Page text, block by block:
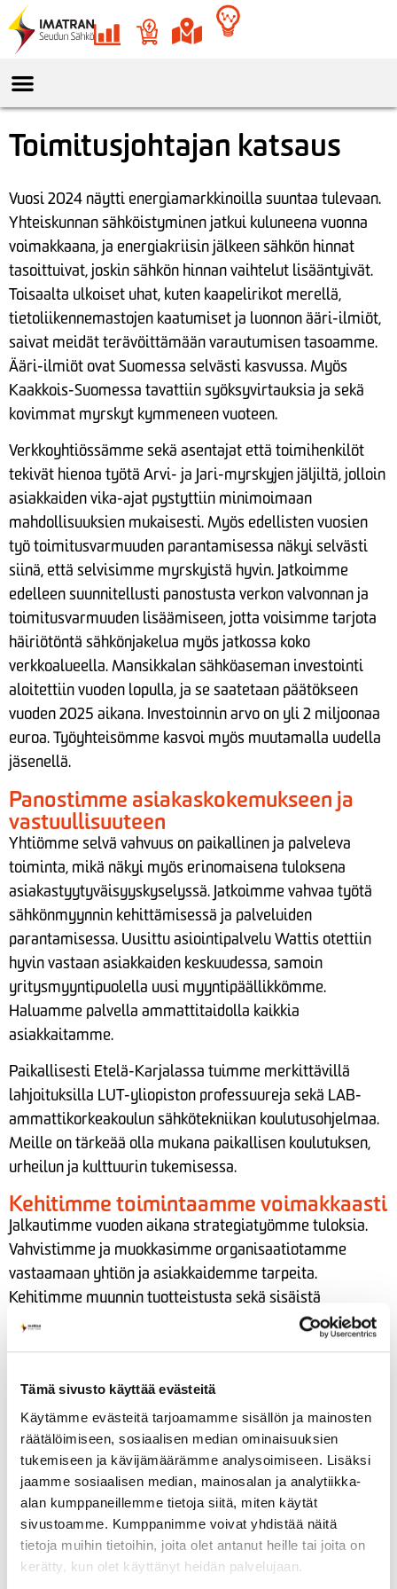
Tämä sivusto käyttää evästeitä
Käytämme evästeitä tarjoamamme sisällön ja mainosten
räätälöimiseen, sosiaalisen median ominaisuuksien
tukemiseen ja kävijämäärämme analysoimiseen. Lisäksi
jaamme sosiaalisen median, mainosalan ja analytiikka-
alan kumppaneillemme tietoja siitä, miten käytät
sivustoamme. Kumppanimme voivat yhdistää näitä
tietoja muihin tietoihin, joita olet antanut heille tai joita on
kerätty, kun olet käyttänyt heidän palvelujaan.
Toimitusjohtajan katsaus
Vuosi 2024 näytti energiamarkkinoilla suuntaa tulevaan.
Yhteiskunnan sähköistyminen jatkui kuluneena vuonna
voimakkaana, ja energiakriisin jälkeen sähkön hinnat
tasoittuivat, joskin sähkön hinnan vaihtelut lisääntyivät.
Toisaalta ulkoiset uhat, kuten kaapelirikot merellä,
tietoliikennemastojen kaatumiset ja luonnon ääri-ilmiöt,
saivat meidät terävöittämään varautumisen tasoamme.
Ääri-ilmiöt ovat Suomessa selvästi kasvussa. Myös
Kaakkois-Suomessa tavattiin syöksyvirtauksia ja sekä
kovimmat myrskyt kymmeneen vuoteen.
Verkkoyhtiössämme sekä asentajat että toimihenkilöt
tekivät hienoa työtä Arvi- ja Jari-myrskyjen jäljiltä, jolloin
asiakkaiden vika-ajat pystyttiin minimoimaan
mahdollisuuksien mukaisesti. Myös edellisten vuosien
työ toimitusvarmuuden parantamisessa näkyi selvästi
siinä, että selvisimme myrskyistä hyvin. Jatkoimme
edelleen suunnitellusti panostusta verkon valvonnan ja
toimitusvarmuuden lisäämiseen, jotta voisimme tarjota
häiriötöntä sähkönjakelua myös jatkossa koko
verkkoalueella. Mansikkalan sähköaseman investointi
aloitettiin vuoden lopulla, ja se saatetaan päätökseen
vuoden 2025 aikana. Investoinnin arvo on yli 2 miljoonaa
euroa. Työyhteisömme kasvoi myös muutamalla uudella
jäsenellä.
Panostimme asiakaskokemukseen ja
vastuullisuuteen
Yhtiömme selvä vahvuus on paikallinen ja palveleva
toiminta, mikä näkyi myös erinomaisena tuloksena
asiakastyytyväisyyskyselyssä. Jatkoimme vahvaa työtä
sähkönmyynnin kehittämisessä ja palveluiden
parantamisessa. Uusittu asiointipalvelu Wattis otettiin
hyvin vastaan asiakkaiden keskuudessa, samoin
yritysmyyntipuolella uusi myyntipäällikkömme.
Haluamme palvella ammattitaidolla kaikkia
asiakkaitamme.
Paikallisesti Etelä-Karjalassa tuimme merkittävillä
lahjoituksilla LUT-yliopiston professuureja sekä LAB-
ammattikorkeakoulun sähkötekniikan koulutusohjelmaa.
Meille on tärkeää olla mukana paikallisen koulutuksen,
urheilun ja kulttuurin tukemisessa.
Kehitimme toimintaamme voimakkaasti
Jalkautimme vuoden aikana strategiatyömme tuloksia.
Vahvistimme ja muokkasimme organisaatiotamme
vastaamaan yhtiön ja asiakkaidemme tarpeita.
Kehitimme myynnin tuotteistusta sekä sisäistä
raportointia ja toimintamalleja. Otimme käyttöön
digitiekartan avulla.
Ostimme Okun Energia Oy:n omistamat Kaakon
Energian osakkeet osakekaupalla ja aloimme
kasvattamaan maltillisesti
energiantuotantoportfoliotamme. Suuntasimme katseita
tulevaan ja tarkastelimme useita
energiantuotantohankkeita yhdessä kumppaneidemme
kanssa. Haluamme kasvattaa tuotantoportfoliossa